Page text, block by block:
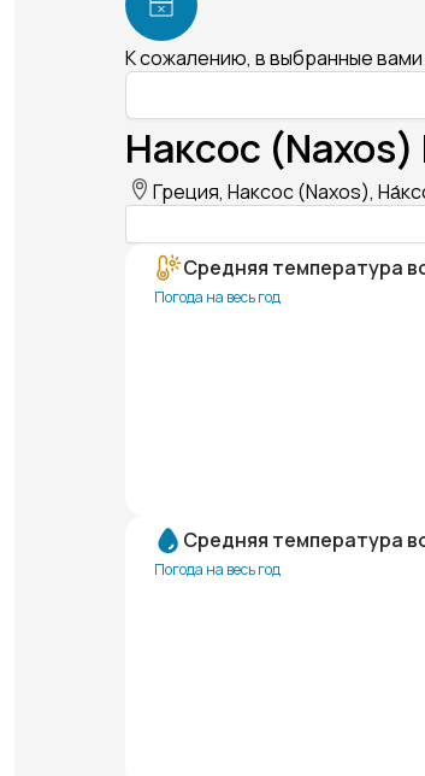
К сожалению, в выбранные
Наксос (Naxos)
Греция, Наксос (Naxos),
Средняя температура
Погода на весь год
Средняя температура
Погода на весь год